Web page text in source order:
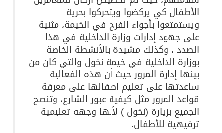
الأطفال كي يركضوا ويتحركوا بحرية
ويستمتعوا بأجواء الفرح في الخيمة، مثنية
على جهود إدارات وزارة الداخلية في هذا
الصدد ، وكذلك مشيدة بالأنشطة الخاصة
بوزارة الداخلية في خيمة نخول والتي كان من
بينها إدارة المرور حيث أن هذه الفعالية
ساعدتها على تعليم اطفالها على معرفة
قواعد المرور مثل كيفية عبور الشارع، وتنصح
الجميع بزيارة (نخول ) لأنها وجهه تعليمية
ترفيهية للأطفال.